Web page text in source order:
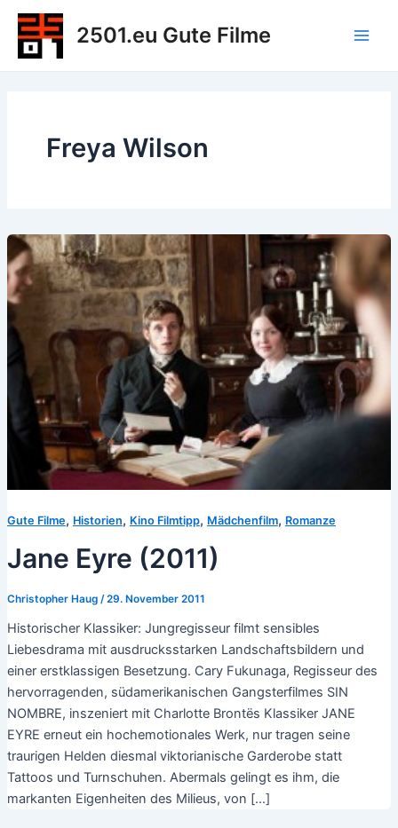
Zum
Inhalt
springen
2501.eu Gute Filme
Freya Wilson
Gute Filme, Historien, Kino Filmtipp, Mädchenfilm, Romanze
Jane Eyre (2011)
Christopher Haug /29. November 2011
Historischer Klassiker: Jungregisseur filmt sensibles
Liebesdrama mit ausdrucksstarken Landschaftsbildern und
einer erstklassigen Besetzung. Cary Fukunaga, Regisseur des
hervorragenden, südamerikanischen Gangsterfilmes SIN
NOMBRE, inszeniert mit Charlotte Brontës Klassiker JANE
EYRE erneut ein hochemotionales Werk, nur tragen seine
traurigen Helden diesmal viktorianische Garderobe statt
Tattoos und Turnschuhen. Abermals gelingt es ihm, die
markanten Eigenheiten des Milieus, von […]